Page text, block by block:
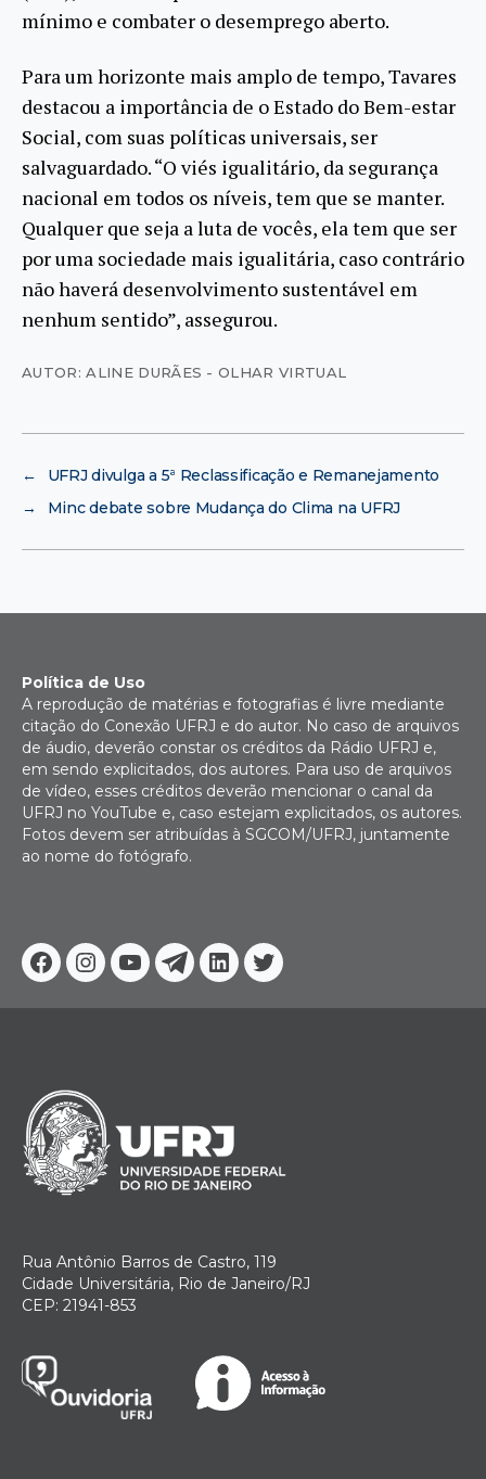
mínimo e combater o desemprego aberto.
Para um horizonte mais amplo de tempo, Tavares
destacou a importância de o Estado do Bem-estar
Social, com suas políticas universais, ser
salvaguardado. “O viés igualitário, da segurança
nacional em todos os níveis, tem que se manter.
Qualquer que seja a luta de vocês, ela tem que ser
por uma sociedade mais igualitária, caso contrário
não haverá desenvolvimento sustentável em
nenhum sentido”, assegurou.
AUTOR: ALINE DURÃES - OLHAR VIRTUAL
←
UFRJ divulga a 5ª Reclassificação e Remanejamento
→
Minc debate sobre Mudança do Clima na UFRJ
Facebook
Instagram
YoutubeTelegram
Linkedin
Twitter
Política de Uso
A reprodução de matérias e fotografias é livre mediante
citação do Conexão UFRJ e do autor. No caso de arquivos
de áudio, deverão constar os créditos da Rádio UFRJ e,
em sendo explicitados, dos autores. Para uso de arquivos
de vídeo, esses créditos deverão mencionar o canal da
UFRJ no YouTube e, caso estejam explicitados, os autores.
Fotos devem ser atribuídas à SGCOM/UFRJ, juntamente
ao nome do fotógrafo.
Rua Antônio Barros de Castro, 119
Cidade Universitária, Rio de Janeiro/RJ
CEP: 21941-853